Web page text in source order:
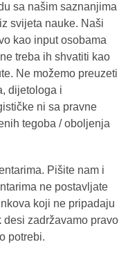
sa našim saznanjima
svijeta nauke. Naši
kao input osobama
treba ih shvatiti kao
Ne možemo preuzeti
dijetologa i
ni sa pravne
tegoba / oboljenja
Pišite nam i
ne postavljate
koji ne pripadaju
zadržavamo pravo
potrebi.